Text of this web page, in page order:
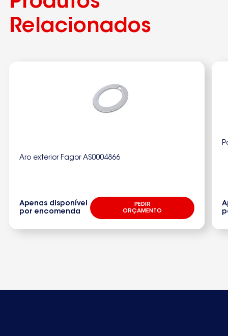
Relacionados
Aro exterior Fagor AS0004866
Apenas disponível
por encomenda
PEDIR
ORÇAMENTO